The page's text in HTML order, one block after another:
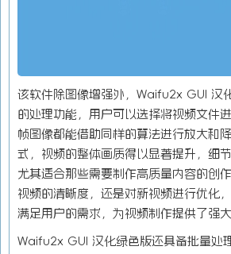
该软件除图像增强外，Waifu2x GUI 汉
的处理功能，用户可以选择将视频文件
帧图像都能借助同样的算法进行放大和
式，视频的整体画质得以显著提升，细
尤其适合那些需要制作高质量内容的创
视频的清晰度，还是对新视频进行优化
满足用户的需求，为视频制作提供了强大
Waifu2x GUI 汉化绿色版还具备批量处